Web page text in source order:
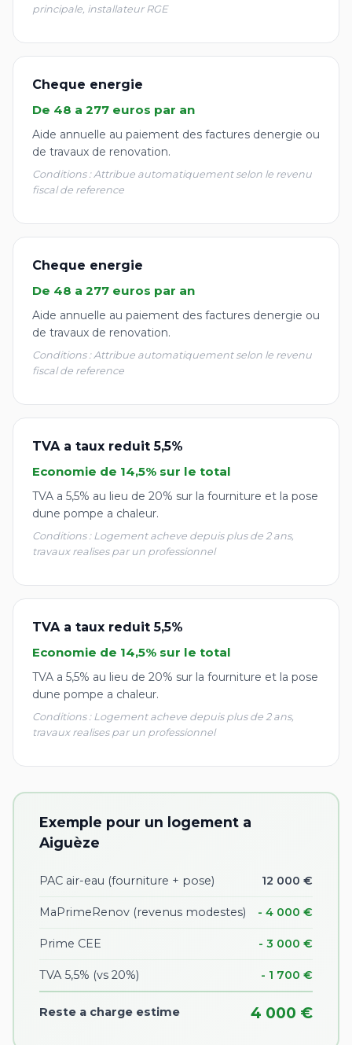
principale, installateur RGE
Cheque energie
De 48 a 277 euros par an
Aide annuelle au paiement des factures denergie ou
de travaux de renovation.
Conditions : Attribue automatiquement selon le revenu
fiscal de reference
Cheque energie
De 48 a 277 euros par an
Aide annuelle au paiement des factures denergie ou
de travaux de renovation.
Conditions : Attribue automatiquement selon le revenu
fiscal de reference
TVA a taux reduit 5,5%
Economie de 14,5% sur le total
TVA a 5,5% au lieu de 20% sur la fourniture et la pose
dune pompe a chaleur.
Conditions : Logement acheve depuis plus de 2 ans,
travaux realises par un professionnel
TVA a taux reduit 5,5%
Economie de 14,5% sur le total
TVA a 5,5% au lieu de 20% sur la fourniture et la pose
dune pompe a chaleur.
Conditions : Logement acheve depuis plus de 2 ans,
travaux realises par un professionnel
Exemple pour un logement a
Aiguèze
PAC air-eau (fourniture + pose) 12 000 €
MaPrimeRenov (revenus modestes) - 4 000 €
Prime CEE - 3 000 €
TVA 5,5% (vs 20%) - 1 700 €
Reste a charge estime 4 000 €